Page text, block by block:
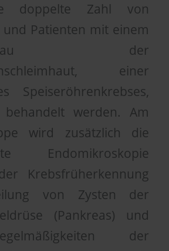
doppelte Zahl von
und Patienten mit einem
Umbau der
einer
Speiseröhrenkrebses,
werden. Am
wird zusätzlich die
Endomikroskopie
Krebsfrüherkennung
von Zysten der
(Pankreas) und
der